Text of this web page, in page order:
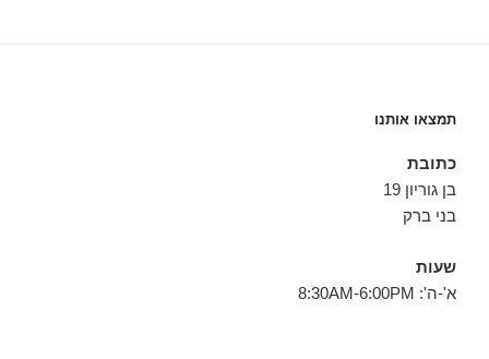
תמצאו אותנו
כתובת
בן גוריון 19
בני ברק
שעות
א'-ה': 8:30AM-6:00PM